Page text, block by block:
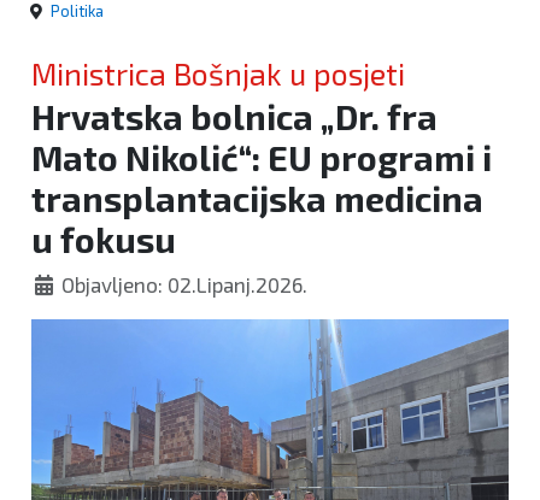
Politika
Zanimljivosti
Politika
Ministrica Bošnjak u posjeti
Hrvatska bolnica „Dr. fra
Mato Nikolić“: EU programi i
transplantacijska medicina
u fokusu
Objavljeno: 02.Lipanj.2026.